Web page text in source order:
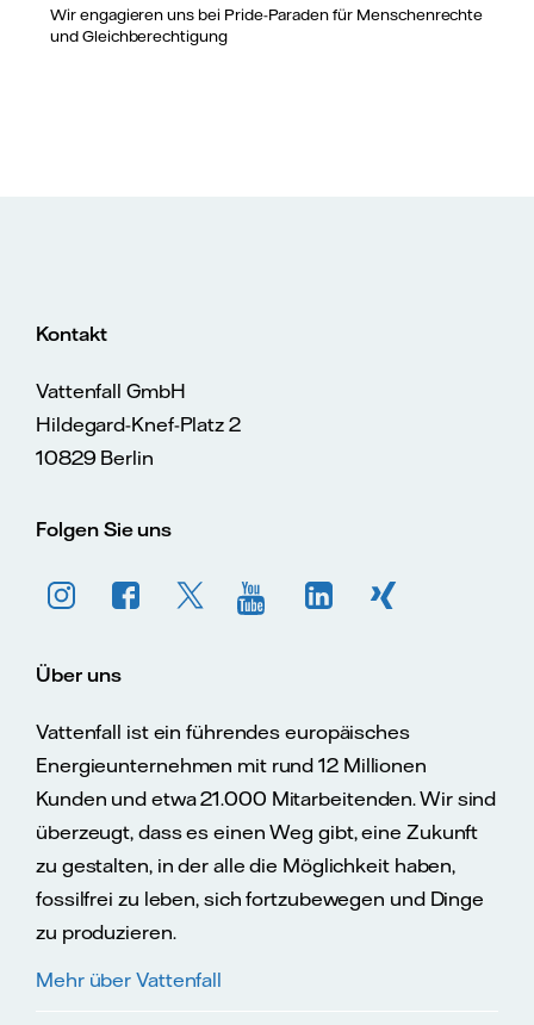
Wir engagieren uns bei Pride-Paraden für Menschenrechte
und Gleichberechtigung
Kontakt
Vattenfall GmbH
Hildegard-Knef-Platz 2
10829 Berlin
Folgen Sie uns
Über uns
Vattenfall ist ein führendes europäisches
Energieunternehmen mit rund 12 Millionen
Kunden und etwa 21.000 Mitarbeitenden. Wir sind
überzeugt, dass es einen Weg gibt, eine Zukunft
zu gestalten, in der alle die Möglichkeit haben,
fossilfrei zu leben, sich fortzubewegen und Dinge
zu produzieren.
Mehr über Vattenfall